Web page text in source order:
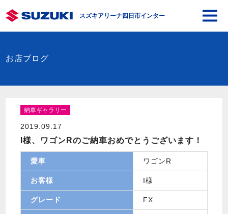
スズキアリーナ四日市インター
お店ブログ
納車ギャラリー
2019.09.17
I様、ワゴンRのご納車おめでとうございます！
愛車 ワゴンR
お客様 I様
グレード FX